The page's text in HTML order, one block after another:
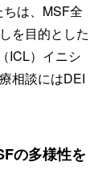
は、MSF全
を目的とした
ICL）イニシ
相談にはDEI
の多様性を